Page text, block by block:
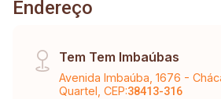
Endereço
Tem Tem Imbaúbas
Avenida Imbaúba, 1676 -
Quartel, CEP:38413-316